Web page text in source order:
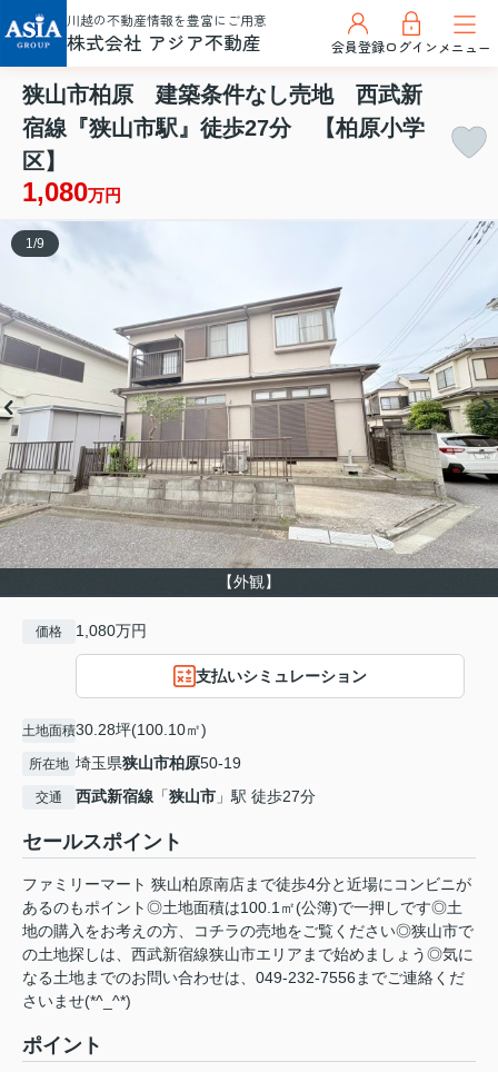
川越の不動産情報を豊富にご用意
株式会社 アジア不動産 会員登録ログインメニュー
狭山市柏原 建築条件なし売地 西武新
宿線『狭山市駅』徒歩27分 【柏原小学
区】
1,080万円
【外観】
1 /9
価格 1,080万円
支払いシミュレーション
土地面積30.28坪(100.10㎡)
所在地 埼玉県狭山市柏原50-19
交通 西武新宿線 「狭山市 」駅 徒歩27分
セールスポイント
ファミリーマート 狭山柏原南店まで徒歩4分と近場にコンビニが
あるのもポイント◎土地面積は100.1㎡(公簿)で一押しです◎土
地の購入をお考えの方、コチラの売地をご覧ください◎狭山市で
の土地探しは、西武新宿線狭山市エリアまで始めましょう◎気に
なる土地までのお問い合わせは、049-232-7556までご連絡くだ
さいませ(*^_^*)
ポイント